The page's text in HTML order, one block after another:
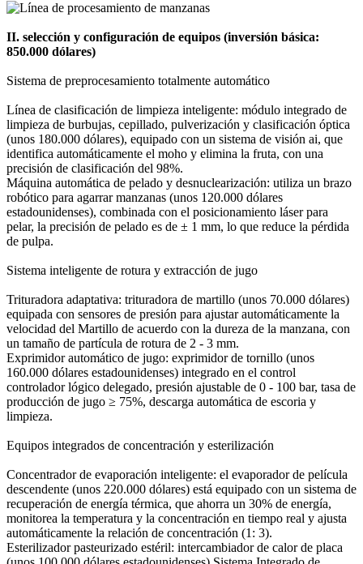
II. selección y configuración de equipos (inversión básica:
850.000 dólares)
Sistema de preprocesamiento totalmente automático
Línea de clasificación de limpieza inteligente: módulo integrado de
limpieza de burbujas, cepillado, pulverización y clasificación óptica
(unos 180.000 dólares), equipado con un sistema de visión ai, que
identifica automáticamente el moho y elimina la fruta, con una
precisión de clasificación del 98%.
Máquina automática de pelado y desnuclearización: utiliza un brazo
robótico para agarrar manzanas (unos 120.000 dólares
estadounidenses), combinada con el posicionamiento láser para
pelar, la precisión de pelado es de ± 1 mm, lo que reduce la pérdida
de pulpa.
Sistema inteligente de rotura y extracción de jugo
Trituradora adaptativa: trituradora de martillo (unos 70.000 dólares)
equipada con sensores de presión para ajustar automáticamente la
velocidad del Martillo de acuerdo con la dureza de la manzana, con
un tamaño de partícula de rotura de 2 - 3 mm.
Exprimidor automático de jugo: exprimidor de tornillo (unos
160.000 dólares estadounidenses) integrado en el control
controlador lógico delegado, presión ajustable de 0 - 100 bar, tasa de
producción de jugo ≥ 75%, descarga automática de escoria y
limpieza.
Equipos integrados de concentración y esterilización
Concentrador de evaporación inteligente: el evaporador de película
descendente (unos 220.000 dólares) está equipado con un sistema de
recuperación de energía térmica, que ahorra un 30% de energía,
monitorea la temperatura y la concentración en tiempo real y ajusta
automáticamente la relación de concentración (1: 3).
Esterilizador pasteurizado estéril: intercambiador de calor de placa